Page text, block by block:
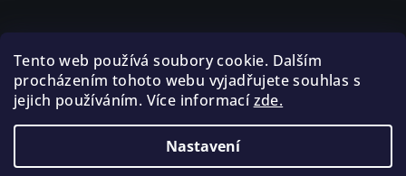
Tento web používá soubory cookie. Dalším
procházením tohoto webu vyjadřujete souhlas s
jejich používáním. Více informacízde.
Nastavení
ARACHNOPARK